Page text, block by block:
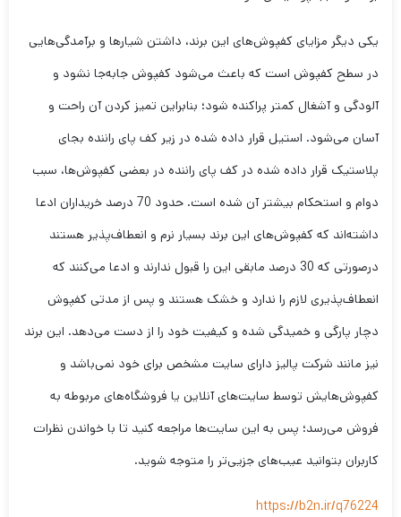
یکی دیگر مزایای کفپوش‌های این برند، داشتن شیارها و برآمدگی‌هایی
در سطح کفپوش است که باعث می‌شود کفپوش جابه‌جا نشود و
آلودگی و آشغال کمتر پراکنده شود؛ بنابراین تمیز کردن آن راحت و
آسان می‌شود. استیل قرار داده شده در زیر کف پای راننده بجای
پلاستیک قرار داده شده در کف پای راننده در بعضی کفپوش‌ها، سبب
دوام و استحکام بیشتر آن شده است. حدود 70 درصد خریداران ادعا
داشته‌اند که کفپوش‌های این برند بسیار نرم و انعطاف‌پذیر هستند
درصورتی که 30 درصد مابقی این را قبول ندارند و ادعا می‌کنند که
انعطاف‌پذیری لازم را ندارد و خشک هستند و پس از مدتی کفپوش
دچار پارگی و خمیدگی شده و کیفیت خود را از دست می‌دهد. این برند
نیز مانند شرکت پالیز دارای سایت مشخص برای خود نمی‌باشد و
کفپوش‌هایش توسط سایت‌های آنلاین یا فروشگاه‌های مربوطه به
فروش می‌رسد؛ پس به این سایت‌ها مراجعه کنید تا با خواندن نظرات
کاربران بتوانید عیب‌های جزیی‌تر را متوجه شوید.
https://b2n.ir/q76224